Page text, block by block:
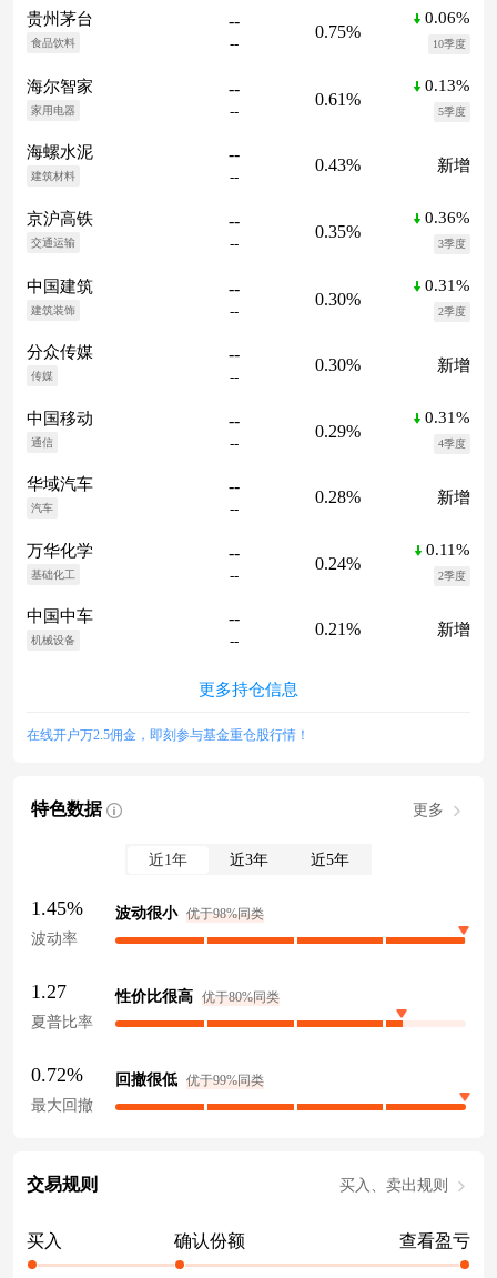
贵州茅台
食品饮料
--
--
0.75%
0.06%
10季度
海尔智家
家用电器
--
--
0.61%
0.13%
5季度
海螺水泥
建筑材料
--
--
0.43% 新增
京沪高铁
交通运输
--
--
0.35%
0.36%
3季度
中国建筑
建筑装饰
--
--
0.30%
0.31%
2季度
分众传媒
传媒
--
--
0.30% 新增
中国移动
通信
--
--
0.29%
0.31%
4季度
华域汽车
汽车
--
--
0.28% 新增
万华化学
基础化工
--
--
0.24%
0.11%
2季度
中国中车
机械设备
--
--
0.21% 新增
更多持仓信息
在线开户万2.5佣金，即刻参与基金重仓股行情！
特色数据 更多
近1年 近3年 近5年
1.45%
波动率
波动很小 优于98%同类
1.27
夏普比率
性价比很高 优于80%同类
0.72%
最大回撤
回撤很低 优于99%同类
交易规则 买入、卖出规则
买入 确认份额 查看盈亏